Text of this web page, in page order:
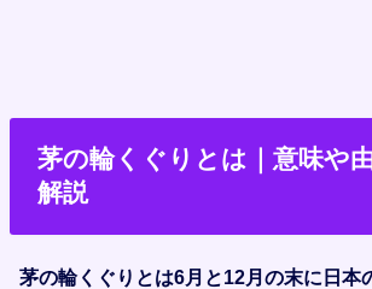
茅の輪くぐりとは｜意味や
解説
茅の輪くぐりとは6月と12月の末に日本